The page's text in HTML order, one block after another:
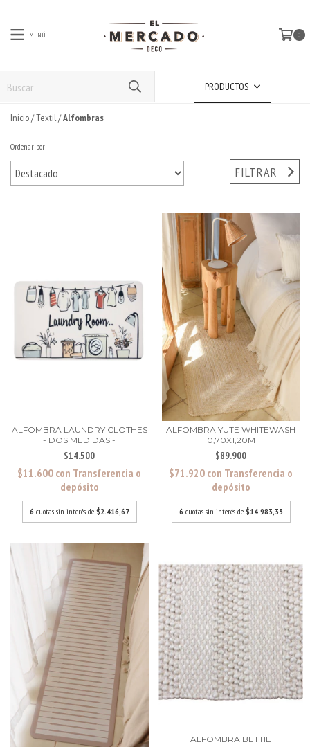
MENÚ 0
PRODUCTOS
Inicio/Textil/Alfombras
Ordenar por
FILTRAR
ALFOMBRA LAUNDRY CLOTHES
- DOS MEDIDAS -
$14.500
$11.600 con Transferencia o
depósito
6 cuotas sin interés de $2.416,67
ALFOMBRA YUTE WHITEWASH
0,70X1,20M
$89.900
$71.920 con Transferencia o
depósito
6 cuotas sin interés de $14.983,33
ALFOMBRA BETTIE